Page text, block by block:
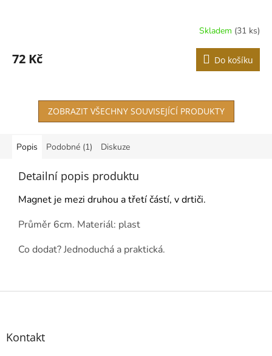
Skladem (31 ks)
72 Kč Do košíku
ZOBRAZIT VŠECHNY SOUVISEJÍCÍ PRODUKTY
Popis Podobné (1) Diskuze
Detailní popis produktu
Magnet je mezi druhou a třetí částí, v drtiči.
Průměr 6cm. Materiál: plast
Co dodat? Jednoduchá a praktická.
Z
Kontakt